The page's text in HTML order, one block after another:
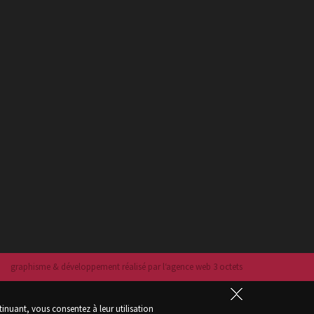
graphisme & développement réalisé par l‘agence web 3 octets
vous consentez à leur utilisation